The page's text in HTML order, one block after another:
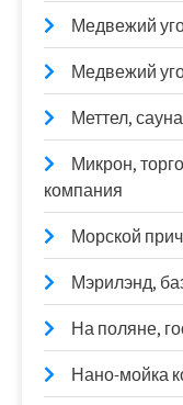
Медвежий
Медвежий
Меттел, сауна
Микрон,
компания
Морской
Мэрилэнд,
На поляне,
Нано-мойка